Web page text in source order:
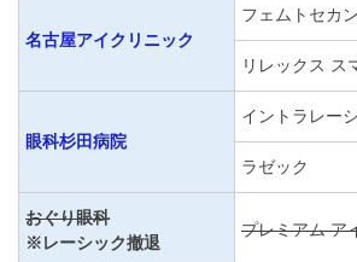
名古屋アイクリニック
フェムトセカ
リレックス ス
眼科杉田病院
イントラレー
ラゼック
おぐり眼科
※レーシック撤退
プレミアム ア